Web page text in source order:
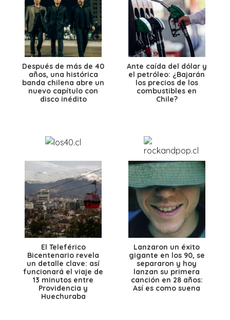
Después de más de 40
años, una histórica
banda chilena abre un
nuevo capítulo con
disco inédito
Ante caída del dólar y
el petróleo: ¿Bajarán
los precios de los
combustibles en
Chile?
El Teleférico
Bicentenario revela
un detalle clave: así
funcionará el viaje de
13 minutos entre
Providencia y
Huechuraba
Lanzaron un éxito
gigante en los 90, se
separaron y hoy
lanzan su primera
canción en 28 años:
Así es como suena